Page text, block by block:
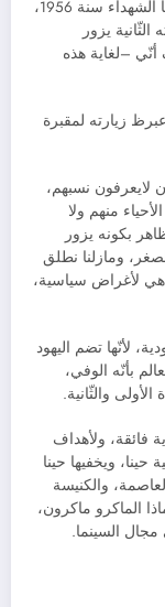
المجرمين، الذين قتلوا جرّاء قنبلة وضعها أسيادنا الشهداء سنة 1956،
يزور
27 أوت 2022. وأعترف أنّي –لغاية هذه
زيارته لمقبرة
لايعرفون نسبهم،
منهم ولا
بكونه يزور
ومازلنا نطلق
هي لأغراض سياسية،
لأنّها تضم اليهود
بأنّه الوفي،
والثّانية.
فائقة، ولأهداف
ويخفيها حينا
والكنيسة
الماكرو ماكرون،
السينما.